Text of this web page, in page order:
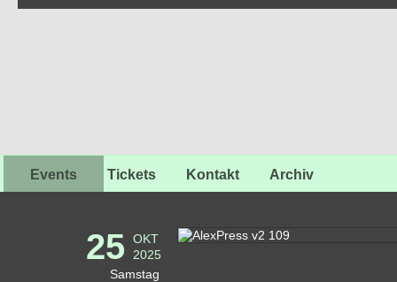
Events Tickets Kontakt Archiv
25
OKT
2025
Samstag